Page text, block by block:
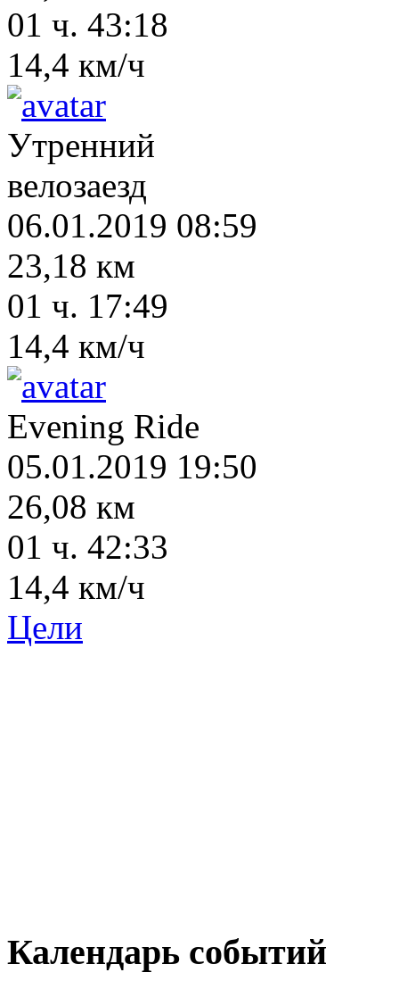
01 ч. 43:18
14,4 км/ч
Утренний
велозаезд
06.01.2019 08:59
23,18 км
01 ч. 17:49
14,4 км/ч
Evening Ride
05.01.2019 19:50
26,08 км
01 ч. 42:33
14,4 км/ч
Цели
Календарь событий